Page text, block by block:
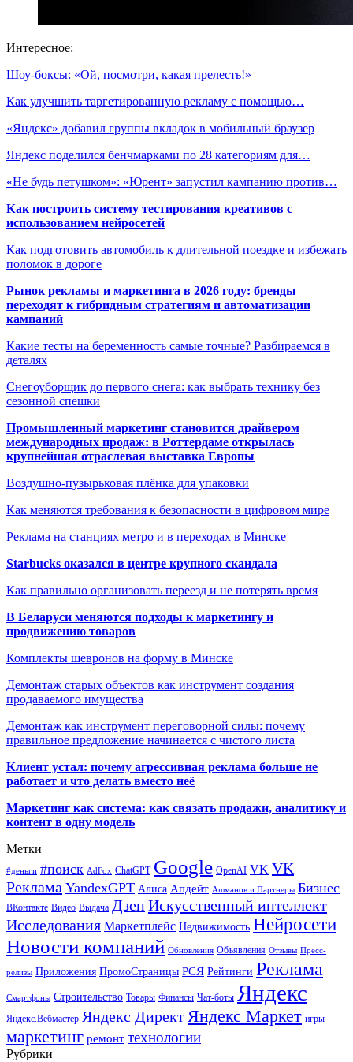
Интересное:
Шоу-боксы: «Ой, посмотри, какая прелесть!»
Как улучшить таргетированную рекламу с помощью…
«Яндекс» добавил группы вкладок в мобильный браузер
Яндекс поделился бенчмарками по 28 категориям для…
«Не будь петушком»: «Юрент» запустил кампанию против…
Как построить систему тестирования креативов с
использованием нейросетей
Как подготовить автомобиль к длительной поездке и избежать
поломок в дороге
Рынок рекламы и маркетинга в 2026 году: бренды
переходят к гибридным стратегиям и автоматизации
кампаний
Какие тесты на беременность самые точные? Разбираемся в
деталях
Снегоуборщик до первого снега: как выбрать технику без
сезонной спешки
Промышленный маркетинг становится драйвером
международных продаж: в Роттердаме открылась
крупнейшая отраслевая выставка Европы
Воздушно-пузырьковая плёнка для упаковки
Как меняются требования к безопасности в цифровом мире
Реклама на станциях метро и в переходах в Минске
Starbucks оказался в центре крупного скандала
Как правильно организовать переезд и не потерять время
В Беларуси меняются подходы к маркетингу и
продвижению товаров
Комплекты шевронов на форму в Минске
Демонтаж старых объектов как инструмент создания
продаваемого имущества
Демонтаж как инструмент переговорной силы: почему
правильное предложение начинается с чистого листа
Клиент устал: почему агрессивная реклама больше не
работает и что делать вместо неё
Маркетинг как система: как связать продажи, аналитику и
контент в одну модель
Метки
#деньги #поиск AdFox ChatGPT Google OpenAI VK VK
Реклама YandexGPT Алиса Апдейт Ашманов и Партнеры Бизнес
ВКонтакте Видео Выдача ДзенИскусственный интеллект
Исследования Маркетплейс Недвижимость Нейросети
Новости компаний Обновления Объявления Отзывы Пресс-
релизы Приложения ПромоСтраницы РСЯ Рейтинги Реклама
Смартфоны Строительство Товары Финансы Чат-боты Яндекс
Яндекс.Вебмастер Яндекс ДиректЯндекс Маркет игры
маркетинг ремонт технологии
Рубрики